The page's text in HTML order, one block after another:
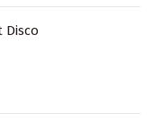
Disco